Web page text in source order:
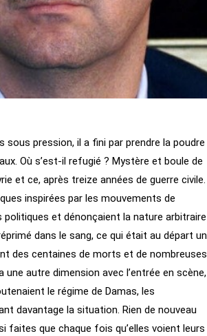
pression, il a fini par prendre la poudre
Où s’est-il refugié ? Mystère et boule de
et ce, après treize années de guerre civile.
inspirées par les mouvements de
et dénonçaient la nature arbitraire
dans le sang, ce qui était au départ un
des centaines de morts et de nombreuses
autre dimension avec l’entrée en scène,
le régime de Damas, les
davantage la situation. Rien de nouveau
faites que chaque fois qu’elles voient leurs